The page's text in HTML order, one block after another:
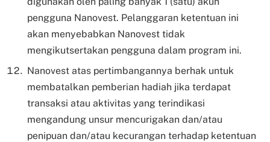
pengguna Nanovest. Pelanggaran ketentuan ini
akan menyebabkan Nanovest tidak
mengikutsertakan pengguna dalam program ini.
Nanovest atas pertimbangannya berhak untuk
membatalkan pemberian hadiah jika terdapat
transaksi atau aktivitas yang terindikasi
mengandung unsur mencurigakan dan/atau
penipuan dan/atau kecurangan terhadap ketentuan